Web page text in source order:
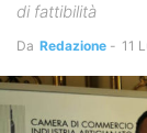
di fattibilità
Da Redazione - 11